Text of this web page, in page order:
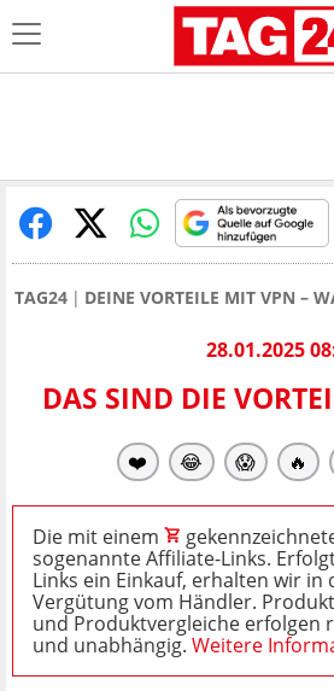
TAG24 DEINE VORTEILE MIT VPN –
28.01.2025
DAS SIND DIE
❤️ 😂 😱 🔥
Die mit einem
sogenannte Affiliate-Links.
Links ein Einkauf, erhalten wir in
Vergütung vom Händler.
und Produktvergleiche erfolgen
und unabhängig. Weitere